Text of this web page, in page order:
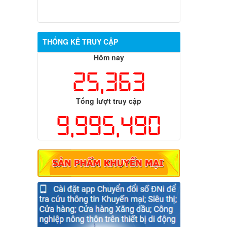
THỐNG KÊ TRUY CẬP
Hôm nay
25,363
Tổng lượt truy cập
9,995,490